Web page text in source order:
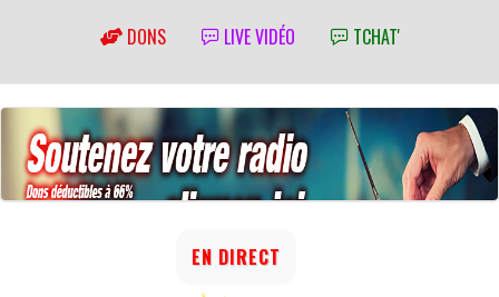
DONS LIVE VIDÉO TCHAT'
EN DIRECT